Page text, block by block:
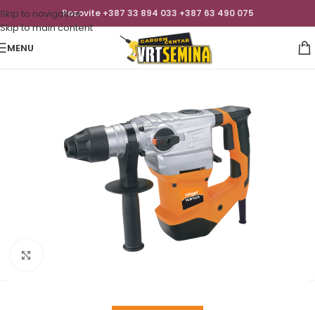
Skip to navigation
Skip to main content
Pozovite +387 33 894 033 +387 63 490 075
MENU